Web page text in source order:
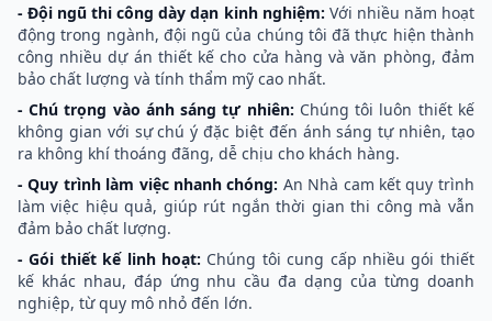
- Đội ngũ thi công dày dạn kinh nghiệm: Với nhiều năm hoạt
động trong ngành, đội ngũ của chúng tôi đã thực hiện thành
công nhiều dự án thiết kế cho cửa hàng và văn phòng, đảm
bảo chất lượng và tính thẩm mỹ cao nhất.
- Chú trọng vào ánh sáng tự nhiên: Chúng tôi luôn thiết kế
không gian với sự chú ý đặc biệt đến ánh sáng tự nhiên, tạo
ra không khí thoáng đãng, dễ chịu cho khách hàng.
- Quy trình làm việc nhanh chóng: An Nhà cam kết quy trình
làm việc hiệu quả, giúp rút ngắn thời gian thi công mà vẫn
đảm bảo chất lượng.
- Gói thiết kế linh hoạt: Chúng tôi cung cấp nhiều gói thiết
kế khác nhau, đáp ứng nhu cầu đa dạng của từng doanh
nghiệp, từ quy mô nhỏ đến lớn.